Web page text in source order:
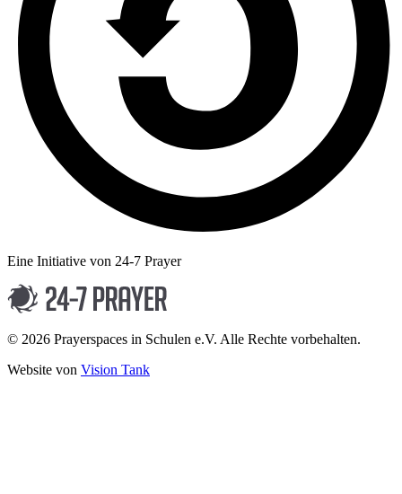
Eine Initiative von 24-7 Prayer
© 2026 Prayerspaces in Schulen e.V. Alle Rechte vorbehalten.
Website von Vision Tank